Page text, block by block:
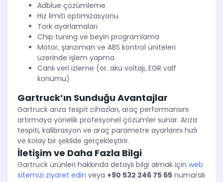
Adblue çözümleme
Hız limiti optimizasyonu
Tork ayarlamaları
Chip tuning ve beyin programlama
Motor, şanzıman ve ABS kontrol üniteleri
üzerinde işlem yapma
Canlı veri izleme (ör. akü voltajı, EGR valf
konumu)
Gartruck’ın Sunduğu Avantajlar
Gartruck arıza tespit cihazları, araç performansını
artırmaya yönelik profesyonel çözümler sunar. Arıza
tespiti, kalibrasyon ve araç parametre ayarlarını hızlı
ve kolay bir şekilde gerçekleştirir.
İletişim ve Daha Fazla Bilgi
Gartruck ürünleri hakkında detaylı bilgi almak için web
sitemizi ziyaret edin veya +90 532 246 75 65 numaralı